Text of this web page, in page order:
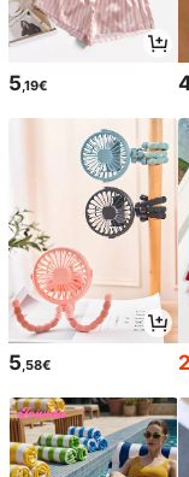
5 ,19€
5,58€ 2